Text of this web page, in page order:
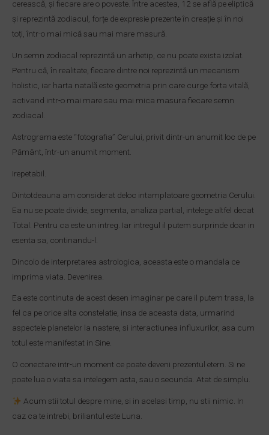
cerească, și fiecare are o poveste. Între acestea, 12 se află pe eliptică
și reprezintă zodiacul, forțe de expresie prezente în creație și în noi
toți, într-o mai mică sau mai mare masură.
Un semn zodiacal reprezintă un arhetip, ce nu poate exista izolat.
Pentru că, în realitate, fiecare dintre noi reprezintă un mecanism
holistic, iar harta natală este geometria prin care curge forta vitală,
activand intr-o mai mare sau mai mica masura fiecare semn
zodiacal.
Astrograma este “fotografia” Cerului, privit dintr-un anumit loc de pe
Pământ, într-un anumit moment.
Irepetabil.
Dintotdeauna am considerat deloc intamplatoare geometria Cerului.
Ea nu se poate divide, segmenta, analiza partial, intelege altfel decat
Total. Pentru ca este un intreg. Iar intregul il putem surprinde doar in
esenta sa, continandu-l.
Dincolo de interpretarea astrologica, aceasta este o mandala ce
imprima viata. Devenirea.
Ea este continuta de acest desen imaginar pe care il putem trasa, la
fel ca pe orice alta constelatie, insa de aceasta data, urmarind
aspectele planetelor la nastere, si interactiunea influxurilor, asa cum
totul este manifestat in Sine.
O conectare intr-un moment ce poate deveni prezentul etern. Si ne
poate lua o viata sa intelegem asta, sau o secunda. Atat de simplu.
Acum stii totul despre mine, si in acelasi timp, nu stii nimic. In
caz ca te intrebi, briliantul este Luna.